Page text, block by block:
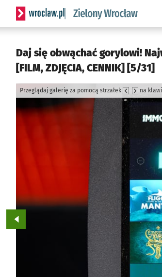
Serwis informacyjny wroclaw.pl
Daj się obwąchać gorylowi!
[FILM, ZDJĘCIA, CENNIK] [5/31]
Przeglądaj galerię za pomocą strzałek na
Przejdź do poprzedniego zdjęcia.